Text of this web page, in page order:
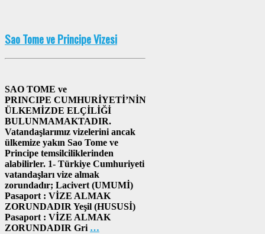
Sao Tome ve Principe Vizesi
SAO TOME ve
PRINCIPE CUMHURİYETİ’NİN
ÜLKEMİZDE ELÇİLİĞİ
BULUNMAMAKTADIR.
Vatandaşlarımız vizelerini ancak
ülkemize yakın Sao Tome ve
Principe temsilciliklerinden
alabilirler. 1- Türkiye Cumhuriyeti
vatandaşları vize almak
zorundadır; Lacivert (UMUMİ)
Pasaport : VİZE ALMAK
ZORUNDADIR Yeşil (HUSUSİ)
Pasaport : VİZE ALMAK
ZORUNDADIR Gri …